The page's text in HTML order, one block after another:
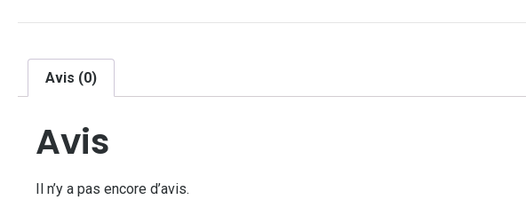
Avis (0)
Avis
Il n’y a pas encore d’avis.